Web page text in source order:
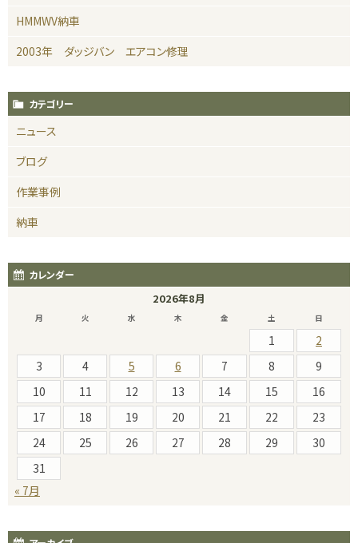
HMMWV納車
2003年 ダッジバン エアコン修理
カテゴリー
ニュース
ブログ
作業事例
納車
カレンダー
2026年8月
月 火 水 木 金 土 日
1
2
3
4 5 6 7 8
9
10
11 12 13 14 15
16
17
18 19 20 21 22
23
24
25 26 27 28 29
30
31
« 7月